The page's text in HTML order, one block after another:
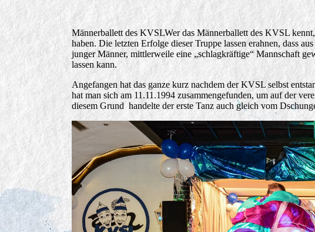
Männerballett des KVSLWer das Männerballett des KVSL
haben. Die letzten Erfolge dieser Truppe lassen erahnen, dass
junger Männer, mittlerweile eine „schlagkräftige“ Mannschaft
lassen kann.
Angefangen hat das ganze kurz nachdem der KVSL selbst
hat man sich am 11.11.1994 zusammengefunden, um auf der
diesem Grund handelte der erste Tanz auch gleich vom